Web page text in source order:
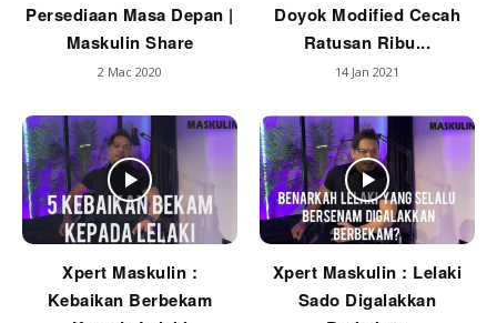
Persediaan Masa Depan |
Maskulin Share
2 Mac 2020
Doyok Modified Cecah
Ratusan Ribu...
14 Jan 2021
Xpert Maskulin :
Kebaikan Berbekam
Xpert Maskulin : Lelaki
Sado Digalakkan